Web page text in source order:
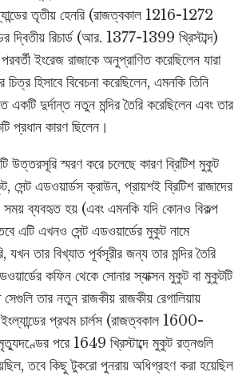
তৃতীয় হেনরি (রাজত্বকাল 1216-1272
দ্বিতীয় রিচার্ড (আর. 1377-1399 খ্রিস্টাব্দ)
ইংরেজ রাজাকে অনুপ্রাণিত করেছিলেন যারা
হিসাবে বিবেচনা করেছিলেন, এমনকি তিনি
একটি দুর্দান্ত নতুন মন্দির তৈরি করেছিলেন এবং তার
প্রধান কারণ ছিলেন।
উত্তরসূরি স্মরণ করে চলেছে কারণ ব্রিটিশ মুকুট
এডওয়ার্ডস ক্রাউন, প্রায়শই ব্রিটিশ রাজাদের
সময় ব্যবহৃত হয় (এবং এমনকি যদি কোনও বিকল্প
এটি এখনও সেন্ট এডওয়ার্ডের মুকুট নামে
তার বিখ্যাত পূর্বসূরীর জন্য তার মন্দির তৈরি
কফিন থেকে সোনার স্যাক্সন মুকুট বা মুকুটটি
সেগুলি তার নতুন রাজকীয় রাজকীয় রেগালিয়ায়
প্রথম চার্লস (রাজত্বকাল 1600-
পরে 1649 খ্রিস্টাব্দে মুকুট রত্নগুলি
তবে কিছু টুকরো পুনরায় অধিগ্রহণ করা হয়েছিল